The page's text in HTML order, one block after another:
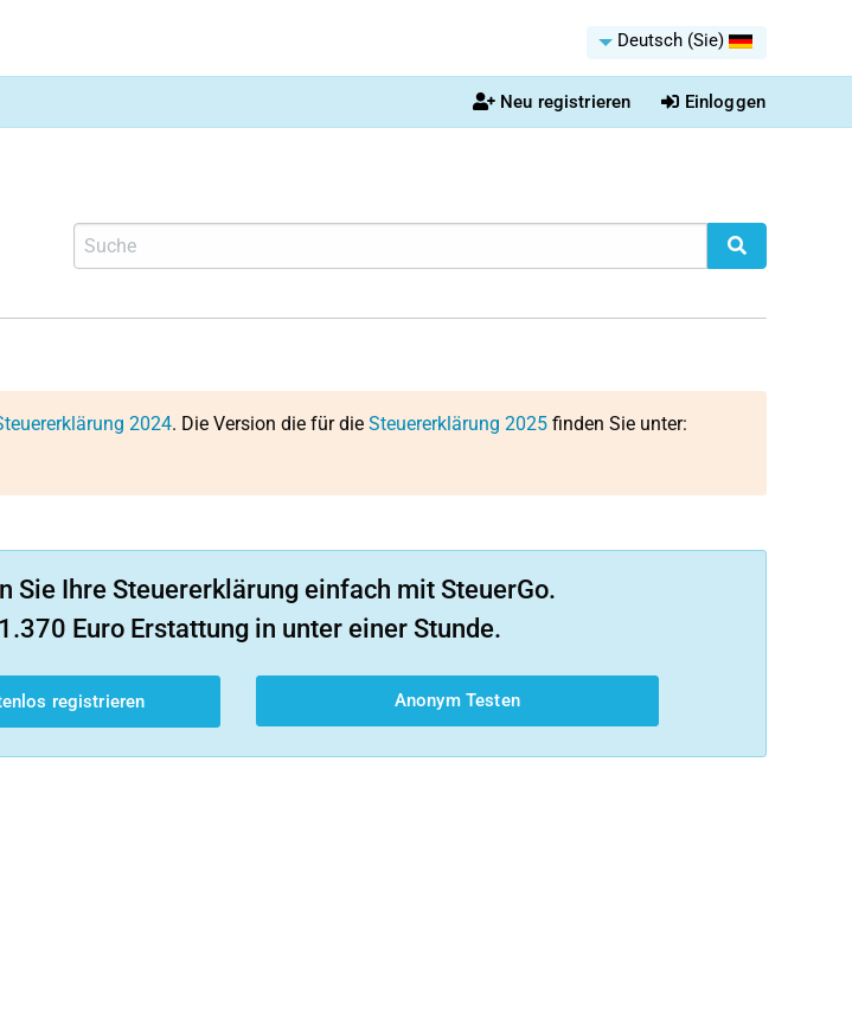
Deutsch (Sie)
Neu registrieren Einloggen
2024. Die Version die für die Steuererklärung 2025finden Sie unter:
Sie Ihre Steuererklärung einfach mit SteuerGo.
Euro Erstattung in unter einer Stunde.
registrieren Anonym Testen